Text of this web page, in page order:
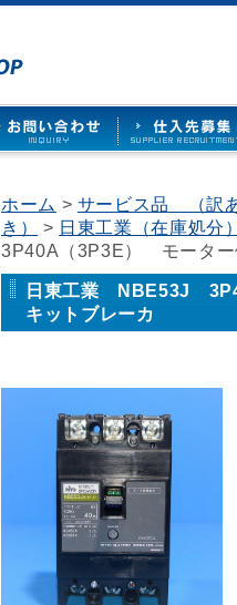
ホーム > サービス品 （訳
き）
> 日東工業（在庫処分
3P40A（3P3E） モータ
日東工業 NBE53J
キットブレーカ